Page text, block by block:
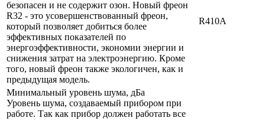
безопасен и не содержит озон. Новый фреон
R32 - это усовершенствованный фреон,
который позволяет добиться более
эффективных показателей по
энергоэффективности, экономии энергии и
снижения затрат на электроэнергию. Кроме
того, новый фреон также экологичен, как и
предыдущая модель.
R410A
Минимальный уровень шума, дБа
Уровень шума, создаваемый прибором при
работе. Так как прибор должен работать все